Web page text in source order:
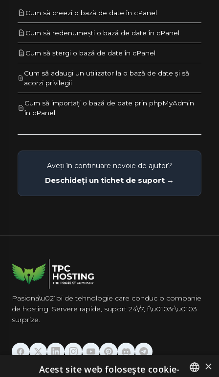
Cum să creezi o bază de date în cPanel
Cum să redenumești o bază de date în cPanel
Cum să ștergi o bază de date în cPanel
Cum să adaugi un utilizator la o bază de date și să
acorzi privilegii
Cum să importați o bază de date prin phpMyAdmin
în cPanel
Aveți în continuare nevoie de ajutor?
Deschideți un tichet de suport →
Pasiona\u021bi de tehnologie care conduc o companie
de hosting. Servere rapide, suport 24\/7, f\u0103r\u0103
surprize.
GĂZDUIRE ×
Acest site web folosește cookie-